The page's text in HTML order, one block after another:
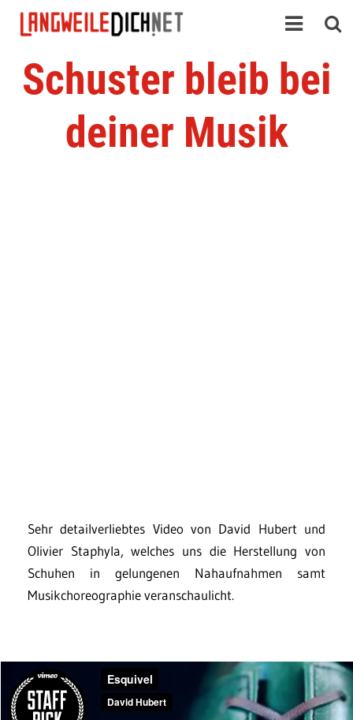
Schuster bleib bei
deiner Musik
Sehr detailverliebtes Video von David Hubert und
Olivier Staphyla, welches uns die Herstellung von
Schuhen in gelungenen Nahaufnahmen samt
Musikchoreographie veranschaulicht.